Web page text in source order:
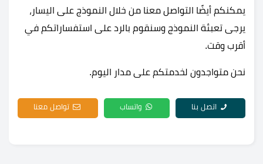
يمكنكم أيضًا التواصل معنا من خلال النموذج على اليسار،
يرجى تعبئة النموذج وسنقوم بالرد على استفساراتكم في
أقرب وقت.
نحن متواجدون لخدمتكم على مدار اليوم.
اتصل بنا واتساب تواصل معنا